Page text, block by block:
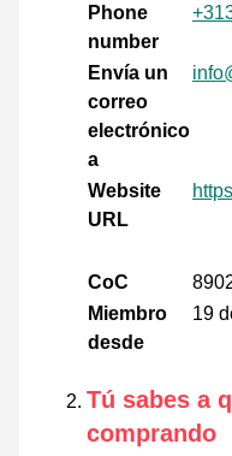
Phone
number
Envía un
correo
electrónico
a
Website
URL
CoC
Miembro
desde
19
Tú sabes a
comprando